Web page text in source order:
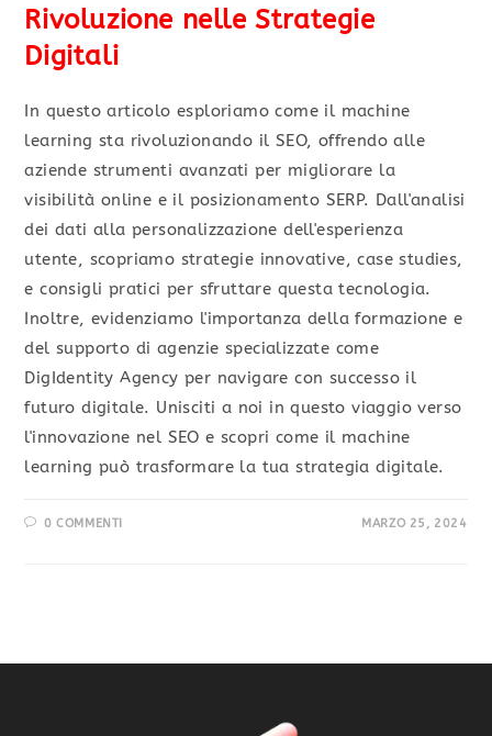
Rivoluzione nelle Strategie
Digitali
In questo articolo esploriamo come il machine
learning sta rivoluzionando il SEO, offrendo alle
aziende strumenti avanzati per migliorare la
visibilità online e il posizionamento SERP. Dall'analisi
dei dati alla personalizzazione dell'esperienza
utente, scopriamo strategie innovative, case studies,
e consigli pratici per sfruttare questa tecnologia.
Inoltre, evidenziamo l'importanza della formazione e
del supporto di agenzie specializzate come
DigIdentity Agency per navigare con successo il
futuro digitale. Unisciti a noi in questo viaggio verso
l'innovazione nel SEO e scopri come il machine
learning può trasformare la tua strategia digitale.
0 COMMENTI MARZO 25, 2024